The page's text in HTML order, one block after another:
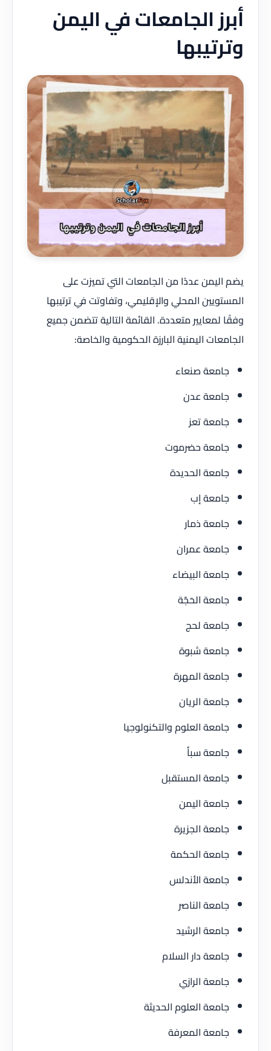
أبرز الجامعات في اليمن
وترتيبها
يضم اليمن عددًا من الجامعات التي تميزت على
المستويين المحلي والإقليمي، وتفاوتت في ترتيبها
وفقًا لمعايير متعددة. القائمة التالية تتضمن جميع
الجامعات اليمنية البارزة الحكومية والخاصة:
جامعة صنعاء
جامعة عدن
جامعة تعز
جامعة حضرموت
جامعة الحديدة
جامعة إب
جامعة ذمار
جامعة عمران
جامعة البيضاء
جامعة الحَجّة
جامعة لحج
جامعة شبوة
جامعة المهرة
جامعة الريان
جامعة العلوم والتكنولوجيا
جامعة سبأ
جامعة المستقبل
جامعة اليمن
جامعة الجزيرة
جامعة الحكمة
جامعة الأندلس
جامعة الناصر
جامعة الرشيد
جامعة دار السلام
جامعة الرازي
جامعة العلوم الحديثة
جامعة المعرفة